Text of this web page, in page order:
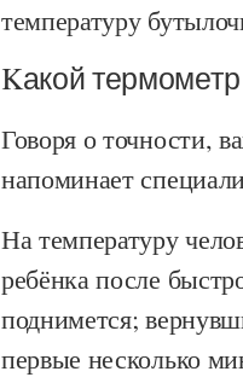
температуру
Kакой
Говоря о точности,
напоминает
На температуру
ребёнка после
поднимется;
первые несколько